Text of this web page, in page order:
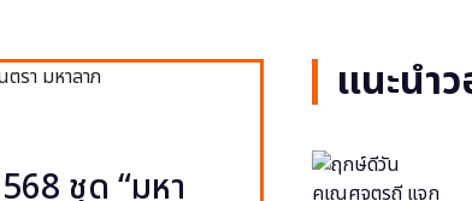
ชุด “มหา
แนะนำ